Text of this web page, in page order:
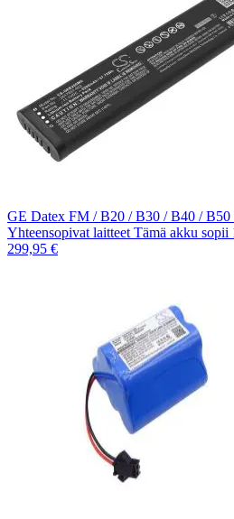
GE Datex FM / B20 / B30 / B40 /
Yhteensopivat laitteet Tämä akku
299,95 €